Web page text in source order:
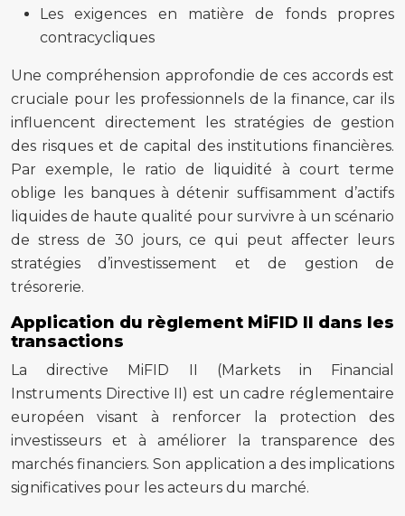
Les exigences en matière de fonds propres
contracycliques
Une compréhension approfondie de ces accords est
cruciale pour les professionnels de la finance, car ils
influencent directement les stratégies de gestion
des risques et de capital des institutions financières.
Par exemple, le ratio de liquidité à court terme
oblige les banques à détenir suffisamment d’actifs
liquides de haute qualité pour survivre à un scénario
de stress de 30 jours, ce qui peut affecter leurs
stratégies d’investissement et de gestion de
trésorerie.
Application du règlement MiFID II dans les
transactions
La directive MiFID II (Markets in Financial
Instruments Directive II) est un cadre réglementaire
européen visant à renforcer la protection des
investisseurs et à améliorer la transparence des
marchés financiers. Son application a des implications
significatives pour les acteurs du marché.